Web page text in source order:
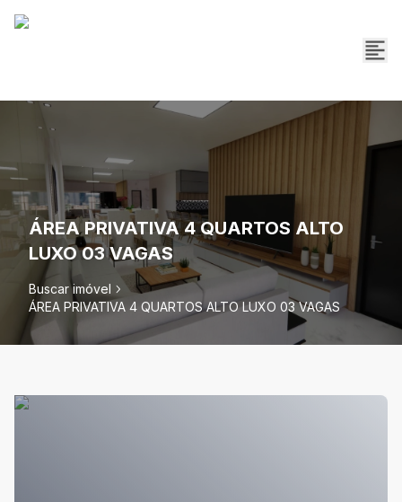
ÁREA PRIVATIVA 4 QUARTOS ALTO
LUXO 03 VAGAS
Buscar imóvel
ÁREA PRIVATIVA 4 QUARTOS ALTO LUXO 03 VAGAS